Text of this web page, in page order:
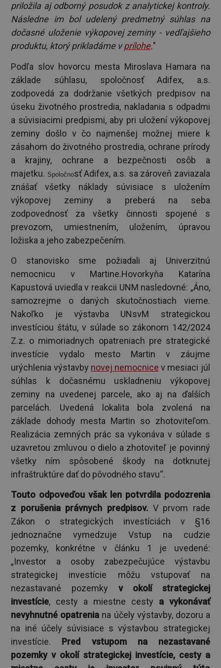
priložila aj odborný posudok z analytickej kontroly.
Následne im bol udelený predmetný súhlas na
dočasné uloženie výkopovej zeminy - vedľajšieho
produktu, ktorý prikladáme vprílohe."
Podľa slov hovorcu mesta Miroslava Hamara na
základe súhlasu, spoločnosť Adifex, a.s.
zodpovedá za dodržanie všetkých predpisov na
úseku životného prostredia, nakladania s odpadmi
a súvisiacimi predpismi, aby pri uložení výkopovej
zeminy došlo v čo najmenšej možnej miere k
zásahom do životného prostredia, ochrane prírody
a krajiny, ochrane a bezpečnosti osôb a
majetku. Spoločnosť Adifex, a.s. sa zároveň zaviazala
znášať všetky náklady súvisiace s uložením
výkopovej zeminy a preberá na seba
zodpovednosť za všetky činnosti spojené s
prevozom, umiestnením, uložením, úpravou
ložiska a jeho zabezpečením.
O stanovisko sme požiadali aj Univerzitnú
nemocnicu v Martine.Hovorkyňa Katarína
Kapustová uviedla v reakcii UNM nasledovné: „Áno,
samozrejme o daných skutočnostiach vieme.
Nakoľko je výstavba UNsvM strategickou
investíciou štátu, v súlade so zákonom 142/2024
Z.z. o mimoriadnych opatreniach pre strategické
investície vydalo mesto Martin v záujme
urýchlenia výstavby novej nemocnice v mesiaci júl
súhlas k dočasnému uskladneniu výkopovej
zeminy na uvedenej parcele, ako aj na ďalších
parcelách. Uvedená lokalita bola zvolená na
základe dohody mesta Martin so zhotoviteľom.
Realizácia zemných prác sa vykonáva v súlade s
uzavretou zmluvou o dielo a zhotoviteľ je povinný
všetky ním spôsobené škody na dotknutej
infraštruktúre dať do pôvodného stavu“.
Touto odpoveďou však len potvrdila podozrenia
z porušenia právnych predpisov. V prvom rade
Zákon o strategických investíciách v §16
jednoznačne vymedzuje Vstup na cudzie
pozemky, konkrétne v článku 1 je uvedené:
„Investor a osoby zabezpečujúce výstavbu
strategickej investície môžu vstupovať na
nezastavané pozemky v okolí strategickej
investície, cesty a miestne cesty a vykonávať
nevyhnutné opatrenia na účely výstavby, dozoru a
na iné účely súvisiace s výstavbou strategickej
investície. Pred vstupom na nezastavané
pozemky v okolí strategickej investície, cesty a